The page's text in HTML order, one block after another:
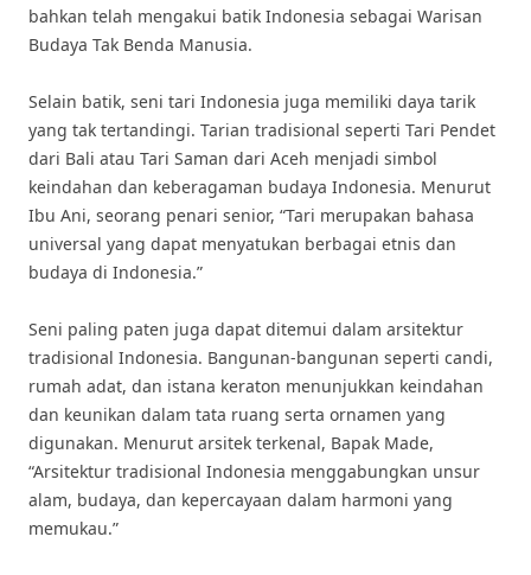
bahkan telah mengakui batik Indonesia sebagai Warisan
Budaya Tak Benda Manusia.
Selain batik, seni tari Indonesia juga memiliki daya tarik
yang tak tertandingi. Tarian tradisional seperti Tari Pendet
dari Bali atau Tari Saman dari Aceh menjadi simbol
keindahan dan keberagaman budaya Indonesia. Menurut
Ibu Ani, seorang penari senior, “Tari merupakan bahasa
universal yang dapat menyatukan berbagai etnis dan
budaya di Indonesia.”
Seni paling paten juga dapat ditemui dalam arsitektur
tradisional Indonesia. Bangunan-bangunan seperti candi,
rumah adat, dan istana keraton menunjukkan keindahan
dan keunikan dalam tata ruang serta ornamen yang
digunakan. Menurut arsitek terkenal, Bapak Made,
“Arsitektur tradisional Indonesia menggabungkan unsur
alam, budaya, dan kepercayaan dalam harmoni yang
memukau.”